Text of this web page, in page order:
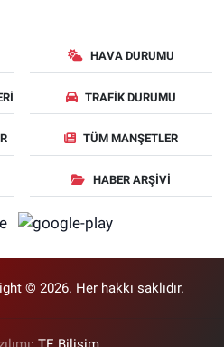
HAVA DURUMU
TRAFIK DURUMU
TÜM MANŞETLER
HABER ARŞIVI
© 2026. Her hakkı saklıdır.